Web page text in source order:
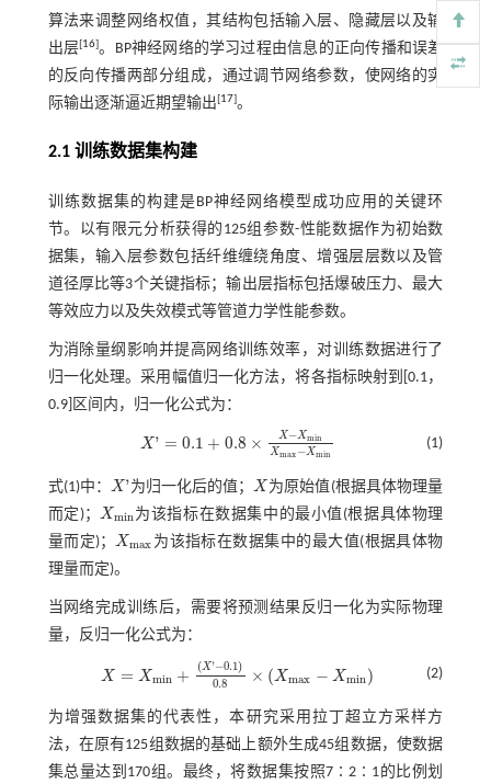
算法来调整网络权值，其结构包括输入层、隐藏层以及输
出层[16]。BP神经网络的学习过程由信息的正向传播和误差
的反向传播两部分组成，通过调节网络参数，使网络的实
际输出逐渐逼近期望输出[17]。
2.1 训练数据集构建
训练数据集的构建是BP神经网络模型成功应用的关键环
节。以有限元分析获得的125组参数-性能数据作为初始数
据集，输入层参数包括纤维缠绕角度、增强层层数以及管
道径厚比等3个关键指标；输出层指标包括爆破压力、最大
等效应力以及失效模式等管道力学性能参数。
为消除量纲影响并提高网络训练效率，对训练数据进行了
归一化处理。采用幅值归一化方法，将各指标映射到[0.1，
0.9]区间内，归一化公式为：
X ' = 0.1 + 0.8 × X −Xmin
Xmax −Xmin
X'= 0.1 +0.8 ×X Xmi nX max-Xmin (1)
式(1)中：X'
X' 为归一化后的值；X
X 为原始值(根据具体物理量
而定)； Xmin
Xmin 为该指标在数据集中的最小值(根据具体物理
量而定)； Xmax
Xmax 为该指标在数据集中的最大值(根据具体物
理量而定)。
当网络完成训练后，需要将预测结果反归一化为实际物理
量，反归一化公式为：
X = Xmin + (X'−0.1)
0.8
× ( Xmax − Xmin)
X= Xm in+(X'- 0.1 )0.8×(Xm ax Xmin) (2)
为增强数据集的代表性，本研究采用拉丁超立方采样方
法，在原有125组数据的基础上额外生成45组数据，使数据
集总量达到170组。最终，将数据集按照7∶2∶1的比例划